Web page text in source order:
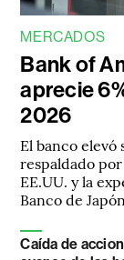
MERCADOS
Bank of
aprecie
2026
El banco elevó
respaldado
EE.UU. y la
Banco de
Caída de